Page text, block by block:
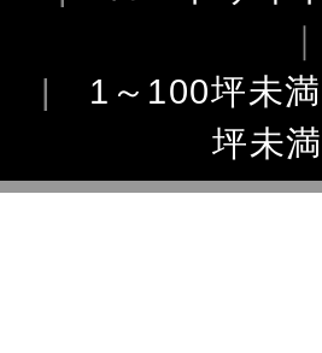
｜
| 1～100坪未満
坪未満